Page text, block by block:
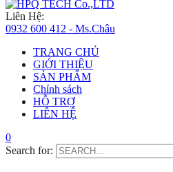
Liên Hệ:
0932 600 412 - Ms.Châu
TRANG CHỦ
GIỚI THIỆU
SẢN PHẨM
Chính sách
HỖ TRỢ
LIÊN HỆ
0
Search for: